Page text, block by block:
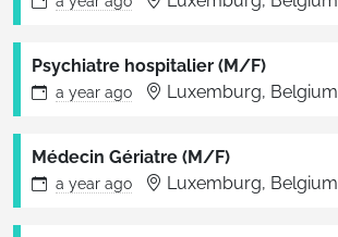
Psychiatre hospitalier (M/F)
a year ago Luxemburg, Belgium
Médecin Gériatre (M/F)
a year ago Luxemburg, Belgium